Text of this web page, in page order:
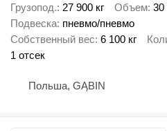
Грузопод. 27 900 кг Объем 30
Подвеска пневмо/пневмо
Собственный вес 6 100 кг
1 отсек
Польша, GĄBIN